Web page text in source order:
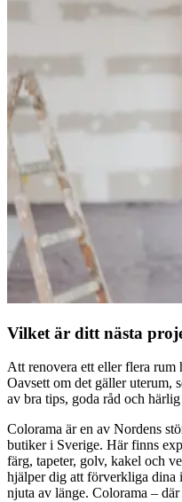
Vilket är ditt nästa
Att renovera ett eller flera rum
Oavsett om det gäller uterum,
av bra tips, goda råd och
Colorama är en av Nordens
butiker i Sverige. Här finns
färg, tapeter, golv, kakel och
hjälper dig att förverkliga dina
njuta av länge. Colorama –